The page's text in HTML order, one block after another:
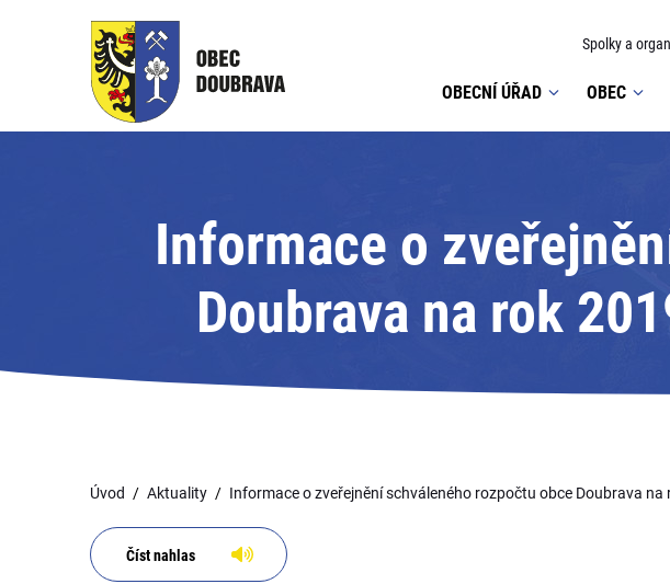
Spolky a
OBECNÍ ÚŘAD OBEC
Informace o
Doubrava na rok
rozpočtu na léta 2020 -
Úvod Aktuality Informace o zveřejnění schváleného rozpočtu obce Doubrava
Číst nahlas